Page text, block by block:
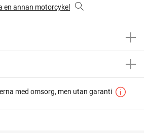
en annan motorcykel
med omsorg, men utan garanti